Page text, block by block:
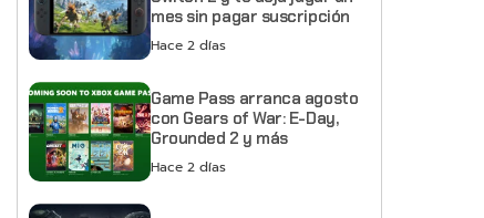
mes sin pagar suscripción
Hace 2 días
Game Pass arranca agosto
con Gears of War: E-Day,
Grounded 2 y más
Hace 2 días